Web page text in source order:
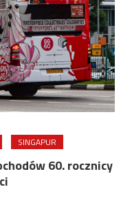
SINGAPUR
60. rocznicy